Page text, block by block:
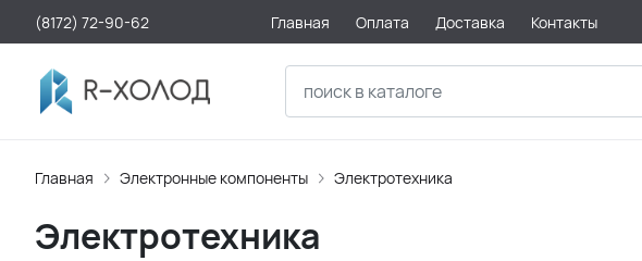
(8172) 72-90-62 Главная Оплата Доставка Контакты
Главная Электронные компоненты Электротехника
Электротехника